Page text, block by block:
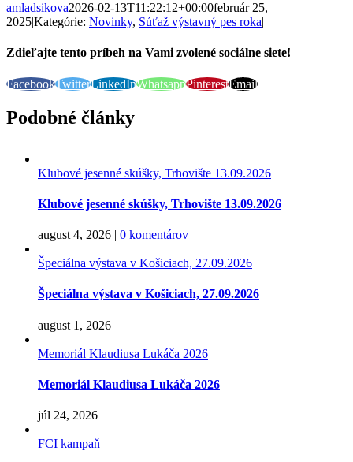
amladsikova2026-02-13T11:22:12+00:00február 25,
2025|Kategórie: Novinky, Súťaž výstavný pes roka|
Zdieľajte tento príbeh na Vami zvolené sociálne siete!
FacebookTwitterLinkedInWhatsappPinterestEmail
Podobné články
Klubové jesenné skúšky, Trhovište 13.09.2026
Klubové jesenné skúšky, Trhovište 13.09.2026
august 4, 2026 | 0 komentárov
Špeciálna výstava v Košiciach, 27.09.2026
Špeciálna výstava v Košiciach, 27.09.2026
august 1, 2026
Memoriál Klaudiusa Lukáča 2026
Memoriál Klaudiusa Lukáča 2026
júl 24, 2026
FCI kampaň